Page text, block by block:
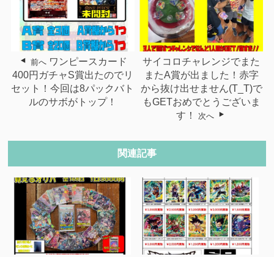
前へ ワンピースカード
400円ガチャS賞出たのでリ
セット！今回は8パックバト
ルのサボがトップ！
サイコロチャレンジでまた
またA賞が出ました！赤字
から抜け出せません(T_T)で
もGETおめでとうございま
す！
次へ
関連記事